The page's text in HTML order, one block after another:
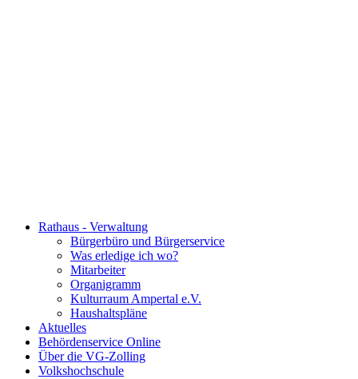
Rathaus - Verwaltung
Bürgerbüro und Bürgerservice
Was erledige ich wo?
Mitarbeiter
Organigramm
Kulturraum Ampertal e.V.
Haushaltspläne
Aktuelles
Behördenservice Online
Über die VG-Zolling
Volkshochschule